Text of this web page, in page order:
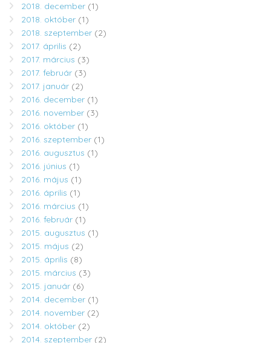
2018. december (1)
2018. október (1)
2018. szeptember (2)
2017. április (2)
2017. március (3)
2017. február (3)
2017. január (2)
2016. december (1)
2016. november (3)
2016. október (1)
2016. szeptember (1)
2016. augusztus (1)
2016. június (1)
2016. május (1)
2016. április (1)
2016. március (1)
2016. február (1)
2015. augusztus (1)
2015. május (2)
2015. április (8)
2015. március (3)
2015. január (6)
2014. december (1)
2014. november (2)
2014. október (2)
2014. szeptember (2)